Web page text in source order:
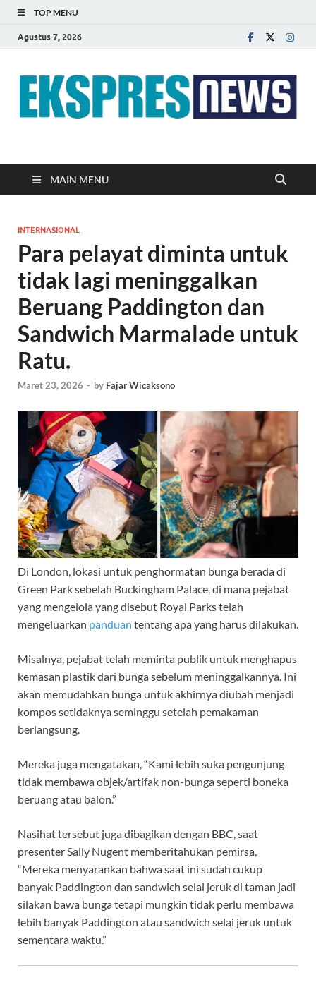
TOP MENU
Agustus 7, 2026
EKSPRES NEWS
MAIN MENU
INTERNASIONAL
Para pelayat diminta untuk
tidak lagi meninggalkan
Beruang Paddington dan
Sandwich Marmalade untuk
Ratu.
Maret 23, 2026 - by Fajar Wicaksono
Di London, lokasi untuk penghormatan bunga berada di
Green Park sebelah Buckingham Palace, di mana pejabat
yang mengelola yang disebut Royal Parks telah
mengeluarkan panduan tentang apa yang harus dilakukan.
Misalnya, pejabat telah meminta publik untuk menghapus
kemasan plastik dari bunga sebelum meninggalkannya. Ini
akan memudahkan bunga untuk akhirnya diubah menjadi
kompos setidaknya seminggu setelah pemakaman
berlangsung.
Mereka juga mengatakan, “Kami lebih suka pengunjung
tidak membawa objek/artifak non-bunga seperti boneka
beruang atau balon.”
Nasihat tersebut juga dibagikan dengan BBC, saat
presenter Sally Nugent memberitahukan pemirsa,
“Mereka menyarankan bahwa saat ini sudah cukup
banyak Paddington dan sandwich selai jeruk di taman jadi
silakan bawa bunga tetapi mungkin tidak perlu membawa
lebih banyak Paddington atau sandwich selai jeruk untuk
sementara waktu.”